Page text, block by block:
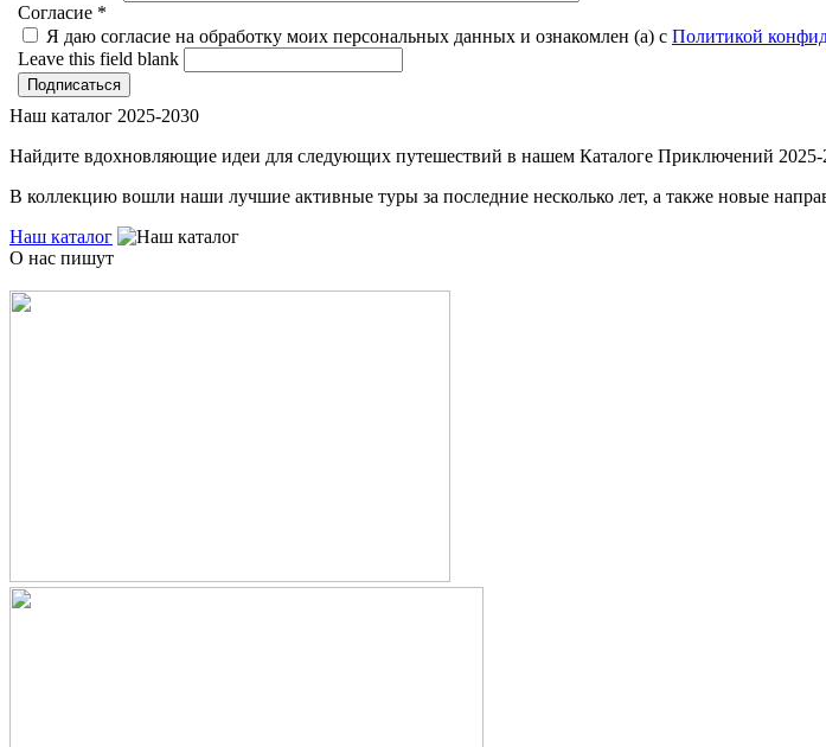
Согласие *
Я даю согласие на обработку моих персональных данных и ознакомлен (а) с Политикой
Leave this field blank
Наш каталог 2025-2030
Найдите вдохновляющие идеи для следующих путешествий в нашем Каталоге Приключений 2025-
В коллекцию вошли наши лучшие активные туры за последние несколько лет, а также новые
Наш каталог
О нас пишут